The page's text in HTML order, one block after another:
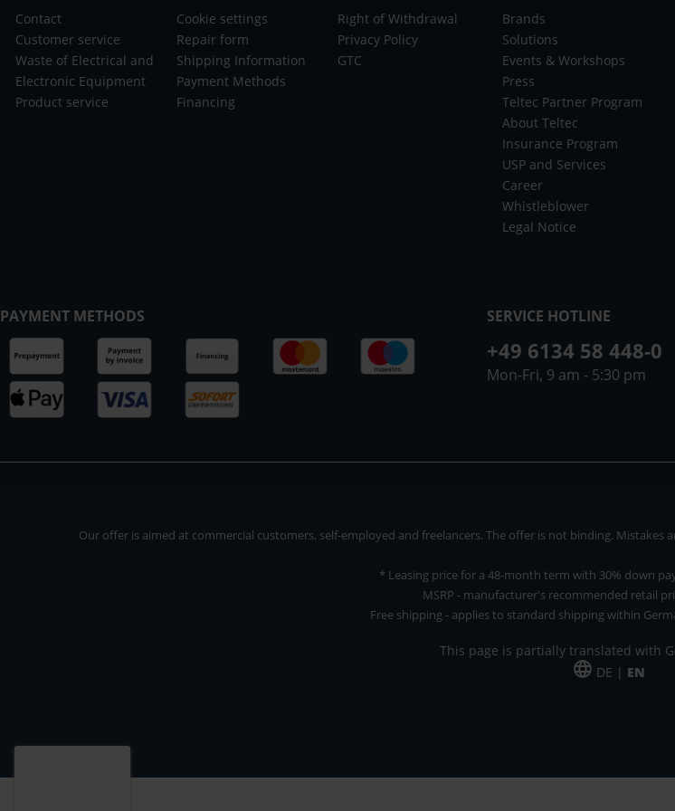
Contact
Customer service
Waste of Electrical and
Electronic Equipment
Product service
Cookie settings
Repair form
Shipping Information
Payment Methods
Financing
Right of Withdrawal
Privacy Policy
GTC
Brands
Solutions
Events & Workshops
Press
Teltec Partner Program
About Teltec
Insurance Program
USP and Services
Career
Whistleblower
Legal Notice
PAYMENT METHODS SERVICE HOTLINE
+49 6134 58 448-0
Mon-Fri, 9 am - 5:30 pm
Our offer is aimed at commercial customers, self-employed and freelancers. The offer is not binding. Mistakes
* Leasing price for a 48-month term with 30% down
MSRP - manufacturer's recommended retail
Free shipping - applies to standard shipping within
This page is partially translated with
DE | EN